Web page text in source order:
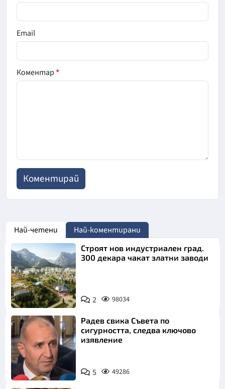
Email
Коментар*
Най-четени Най-коментирани
Строят нов индустриален град.
300 декара чакат златни заводи
2 98034
Радев свика Съвета по
сигурността, следва ключово
изявление
5 49286